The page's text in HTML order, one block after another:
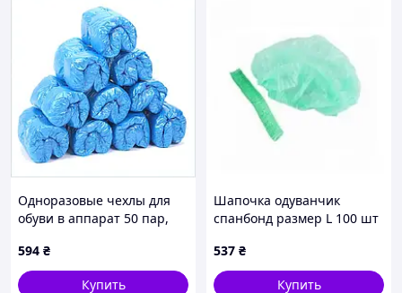
Одноразовые чехлы для
обуви в аппарат 50 пар,
594 ₴
Купить
Шапочка одуванчик
спанбонд размер L 100 шт
Артикул58140
537 ₴
Купить